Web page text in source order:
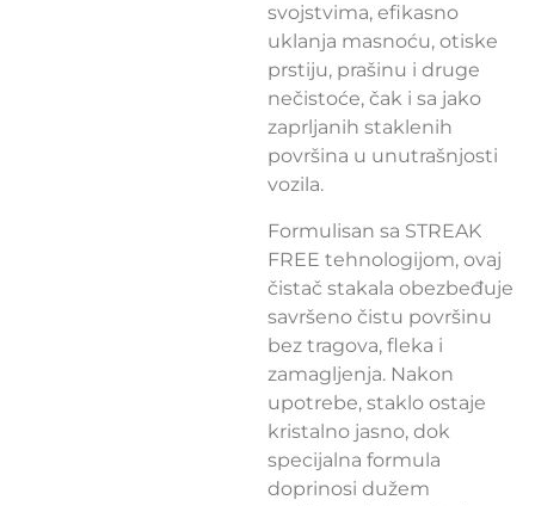
svojstvima, efikasno
uklanja masnoću, otiske
prstiju, prašinu i druge
nečistoće, čak i sa jako
zaprljanih staklenih
površina u unutrašnjosti
vozila.
Formulisan sa STREAK
FREE tehnologijom, ovaj
čistač stakala obezbeđuje
savršeno čistu površinu
bez tragova, fleka i
zamagljenja. Nakon
upotrebe, staklo ostaje
kristalno jasno, dok
specijalna formula
doprinosi dužem